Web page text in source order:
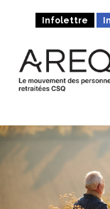
Infolettre